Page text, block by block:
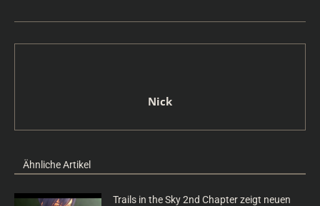
Nick
Ähnliche Artikel
Trails in the Sky 2nd Chapter zeigt neuen